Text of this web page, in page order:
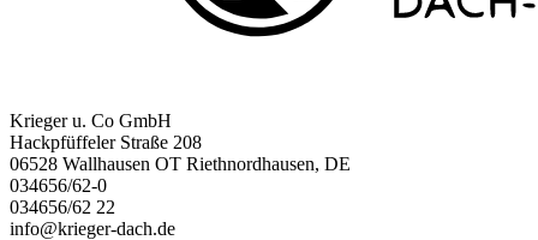
Krieger u. Co GmbH
Hackpfüffeler Straße 208
06528 Wallhausen OT Riethnordhausen, DE
034656/62-0
034656/62 22
info@krieger-dach.de